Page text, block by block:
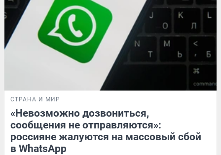
СТРАНА И МИР
«Невозможно дозвониться,
сообщения не отправляются»:
россияне жалуются на массовый сбой
в WhatsApp